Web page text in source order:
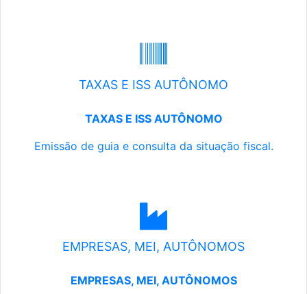
TAXAS E ISS AUTÔNOMO
TAXAS E ISS AUTÔNOMO
Emissão de guia e consulta da situação fiscal.
EMPRESAS, MEI, AUTÔNOMOS
EMPRESAS, MEI, AUTÔNOMOS